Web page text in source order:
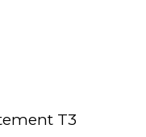
T3